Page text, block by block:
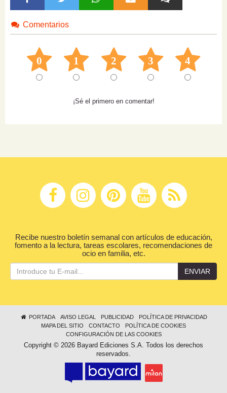
Comentarios
0 1 2 3 4
¡Sé el primero en comentar!
Recibe nuestro boletín semanal con artículos de educación,
fomento a la lectura, tareas escolares, recomendaciones de
ocio en familia, etc.
ENVIAR
PORTADA AVISO LEGAL PUBLICIDAD
POLÍTICA DE PRIVACIDAD
MAPA DEL SITIO
CONTACTO
POLÍTICA DE COOKIES
CONFIGURACIÓN DE LAS COOKIES
Copyright © 2026 Bayard Ediciones S.A. Todos los derechos
reservados.